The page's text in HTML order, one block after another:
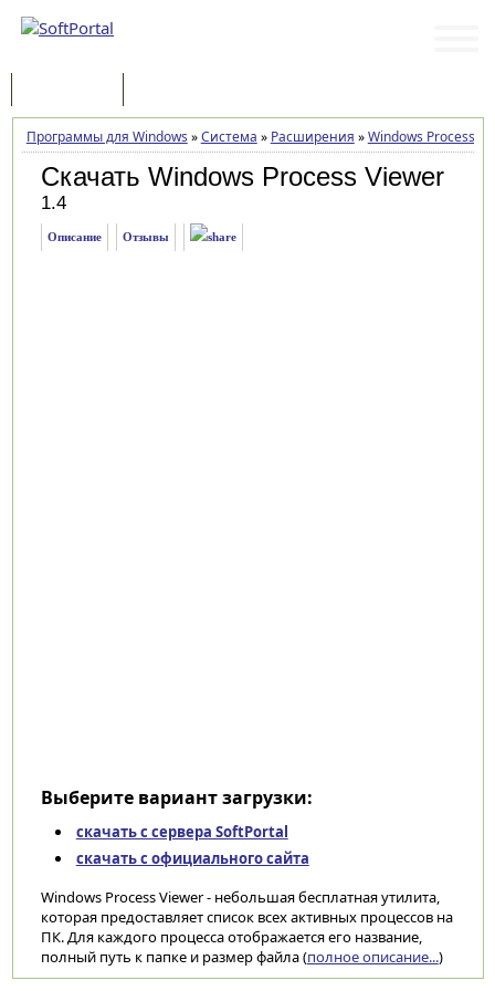
Программы для Windows »Система » Расширения »Windows Process
Скачать Windows Process Viewer
1.4
Описание Отзывы
Выберите вариант загрузки:
скачать с сервера SoftPortal
скачать с официального сайта
Windows Process Viewer - небольшая бесплатная утилита,
которая предоставляет список всех активных процессов на
ПК. Для каждого процесса отображается его название,
полный путь к папке и размер файла (полное описание...)